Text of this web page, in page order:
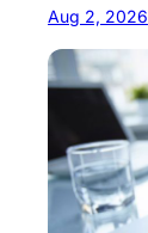
Aug 2, 2026